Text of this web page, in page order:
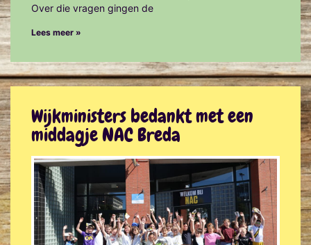
Over die vragen gingen de
Lees meer »
Wijkministers bedankt met een
middagje NAC Breda